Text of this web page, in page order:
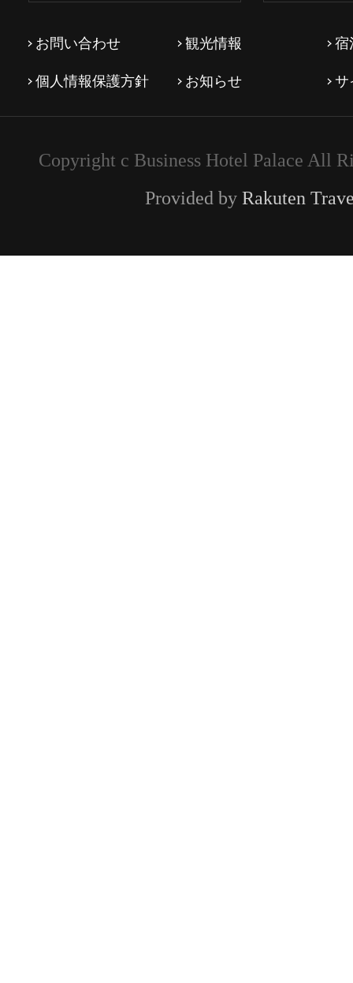
お問い合わせ 観光情報 宿
個人情報保護方針 お知らせ サ
Copyright c Business Hotel Palace All
Provided by Rakuten